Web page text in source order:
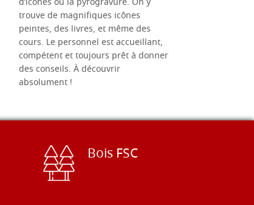
d’icônes ou la pyrogravure. On y
trouve de magnifiques icônes
peintes, des livres, et même des
cours. Le personnel est accueillant,
compétent et toujours prêt à donner
des conseils. À découvrir
absolument !
Bois FSC